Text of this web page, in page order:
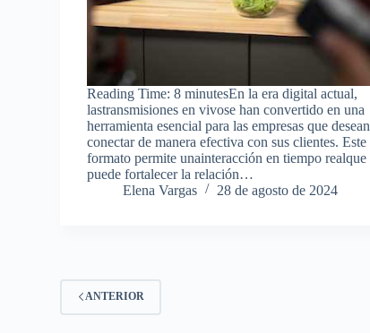
Reading Time: 8 minutesEn la era digital actual,
lastransmisiones en vivose han convertido en una
herramienta esencial para las empresas que desean
conectar de manera efectiva con sus clientes. Este
formato permite unainteracción en tiempo realque
puede fortalecer la relación…
Elena Vargas
28 de agosto de 2024
ANTERIOR